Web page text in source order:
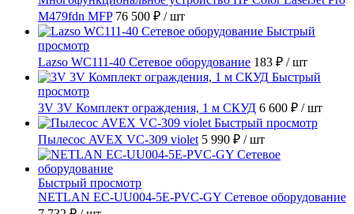
M479fdn MFP 76 500 ₽ / шт
Быстрый
просмотр
Lazso WC111-40 Сетевое оборудование 183 ₽ / шт
Быстрый
просмотр
3V 3V Комплект ограждения, 1 м СКУД 6 600 ₽ / шт
Быстрый просмотр
Пылесос AVEX VC-309 violet 5 990 ₽ / шт
Быстрый просмотр
NETLAN EC-UU004-5E-PVC-GY Сетевое оборудование